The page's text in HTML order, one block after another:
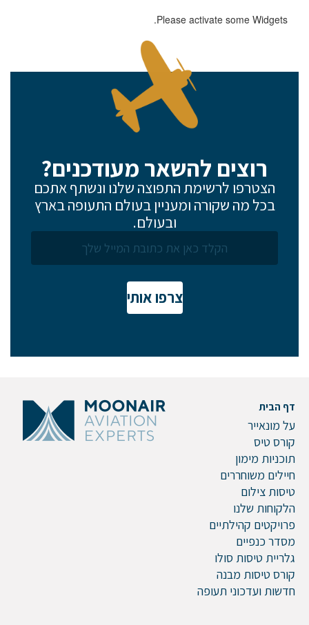
Please activate some Widgets.
רוצים להשאר מעודכנים?
הצטרפו לרשימת התפוצה שלנו ונשתף אתכם
בכל מה שקורה ומעניין בעולם התעופה בארץ
ובעולם.
צרפו אותי
דף הבית
על מונאייר
קורס טיס
תוכניות מימון
חיילים משוחררים
טיסות צילום
הלקוחות שלנו
פרויקטים קהילתיים
מסדר כנפיים
גלריית טיסות סולו
קורס טיסות מבנה
חדשות ועדכוני תעופה